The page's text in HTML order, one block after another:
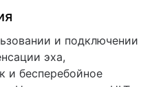
и подключении
эха,
и бесперебойное